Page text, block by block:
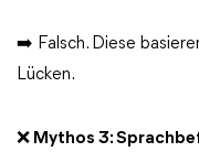
➡️ Falsch. Diese
Lücken.
❌ Mythos 3: